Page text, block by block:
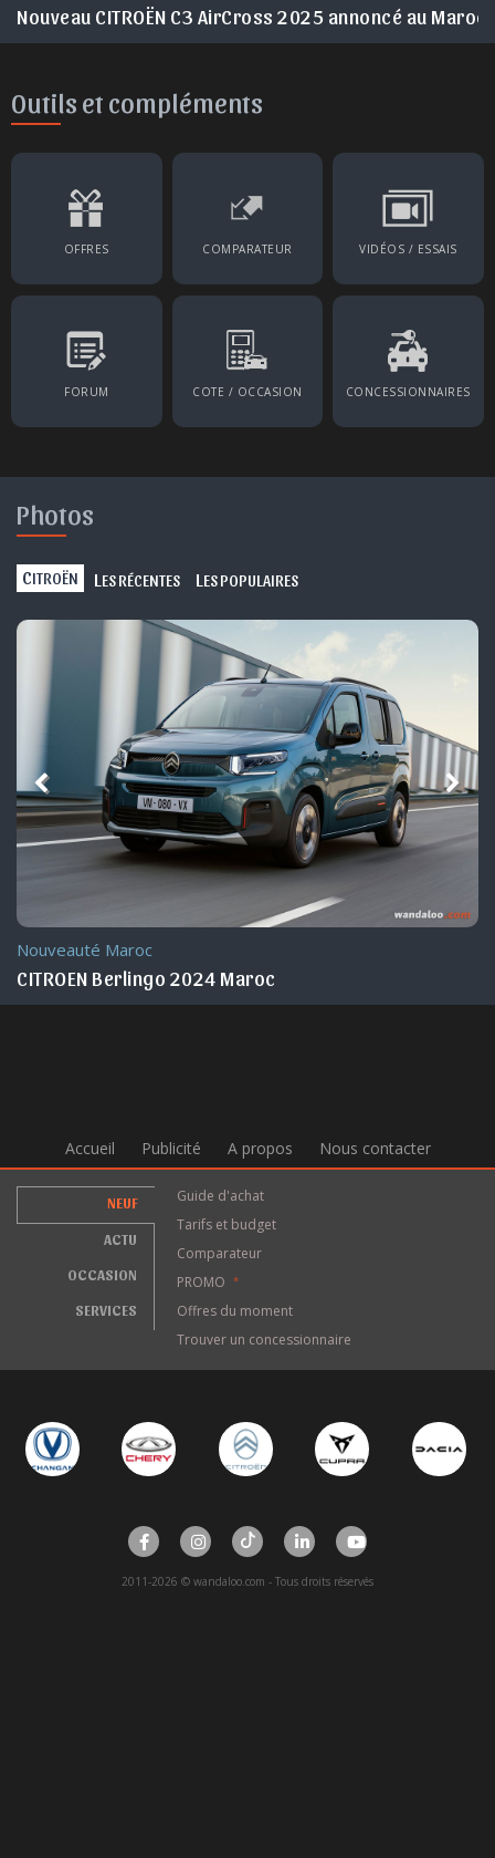
Essai du CITROËN C5 AirCross 2026 Maroc
Outils et compléments
OFFRES COMPARATEUR VIDÉOS / ESSAIS
FORUM COTE / OCCASION CONCESSIONNAIRES
Photos
CITROËN L ES RÉCENTES L ES POPULAIRES
Nouveauté Maroc
CITROEN Berlingo 2024 Maroc
Accueil Publicité A propos Nous contacter
NEUF
ACTU
OCCASION
SERVICES
Guide d'achat
Tarifs et budget
Comparateur
PROMO
*
Offres du moment
Trouver un concessionnaire
2011-2026 © wandaloo.com - Tous droits réservés